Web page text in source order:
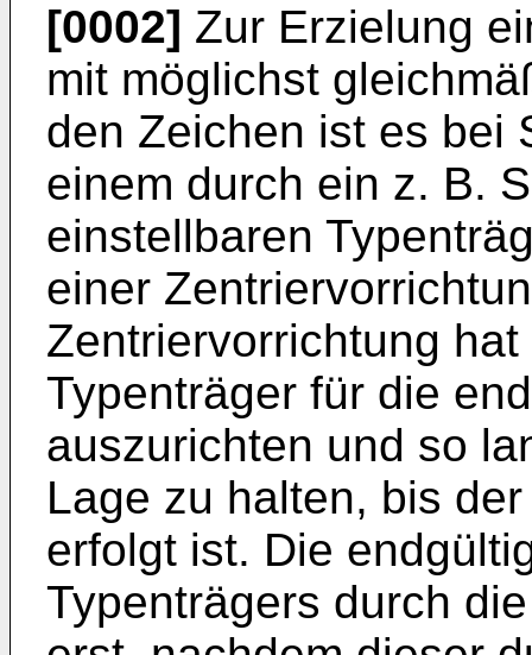
[0002] Zur Erzielung
mit möglichst
den Zeichen ist es bei
einem durch ein z. B.
einstellbaren
einer
Zentriervorrichtung
Typenträger für die
auszurichten und so
Lage zu halten, bis
erfolgt ist. Die
Typenträgers durch